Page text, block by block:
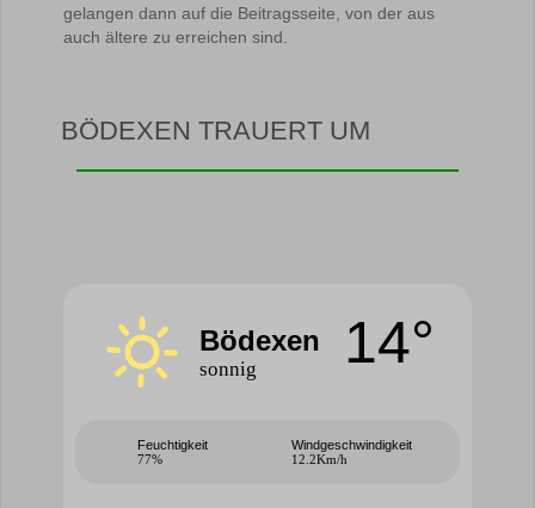
gelangen dann auf die Beitragsseite, von der aus
auch ältere zu erreichen sind.
BÖDEXEN TRAUERT UM
Bödexen
sonnig 14°
Feuchtigkeit
77%
Windgeschwindigkeit
12.2Km/h